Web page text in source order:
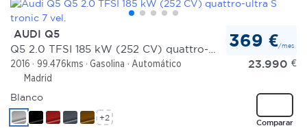
AUDI Q5
2016 99.476kms Gasolina
Automático
Madrid
369 €/mes
23.990 €
Comparar
Blanco
+2